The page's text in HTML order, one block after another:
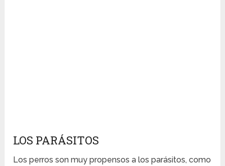
LOS PARÁSITOS
Los perros son muy propensos a los parásitos, como